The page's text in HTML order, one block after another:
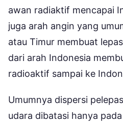
awan radiaktif mencapai
juga arah angin yang
atau Timur membuat
dari arah Indonesia
radioaktif sampai ke
Umumnya dispersi
udara dibatasi hanya